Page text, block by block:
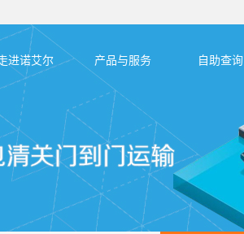
进诺艾尔 产品与服务 自助查询